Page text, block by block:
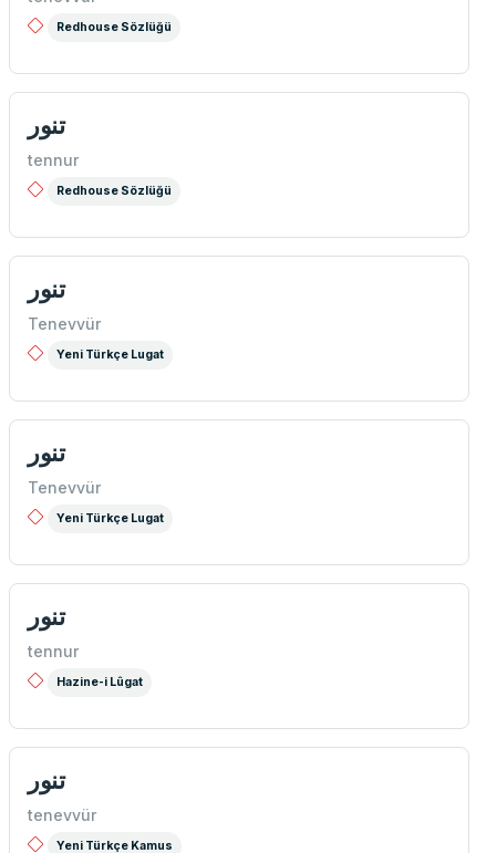
Redhouse Sözlüğü
تنور
tennur
Redhouse Sözlüğü
تنور
Tenevvür
Yeni Türkçe Lugat
تنور
Tenevvür
Yeni Türkçe Lugat
تنور
tennur
Hazine-i Lûgat
تنور
tenevvür
Yeni Türkçe Kamus